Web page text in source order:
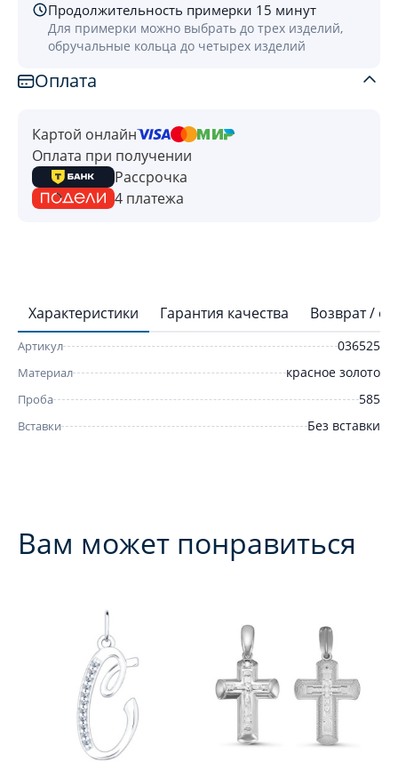
Продолжительность примерки 15 минут
Для примерки можно выбрать до трех изделий,
обручальные кольца до четырех изделий
Оплата
Картой онлайн
Оплата при получении
Рассрочка
4 платежа
Характеристики Гарантия качества Возврат /
Артикул 036525
Материал красное золото
Проба 585
Вставки Без вставки
Вам может понравиться